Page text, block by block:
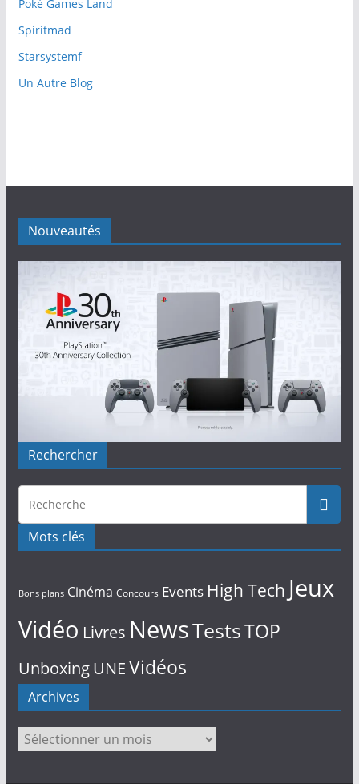
Poké Games Land
Spiritmad
Starsystemf
Un Autre Blog
Nouveautés
Rechercher
Mots clés
Bons plans Cinéma Concours Events High Tech Jeux
Vidéo Livres NewsTestsTOP
UnboxingUNEVidéos
Archives
Archives